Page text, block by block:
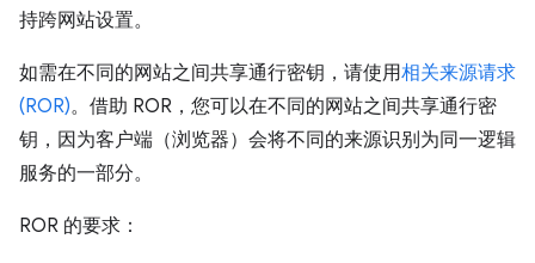
持跨网站设置。
如需在不同的网站之间共享通行密钥，请使用相关来源请求
(ROR)。借助 ROR，您可以在不同的网站之间共享通行密
钥，因为客户端（浏览器）会将不同的来源识别为同一逻辑
服务的一部分。
ROR 的要求：